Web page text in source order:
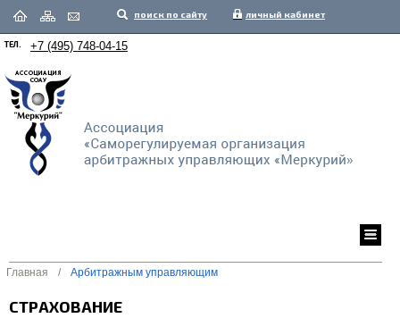
поиск по сайту личный кабинет
ТЕЛ. +7 (495) 748-04-15
Главная / Арбитражным управляющим
СТРАХОВАНИЕ